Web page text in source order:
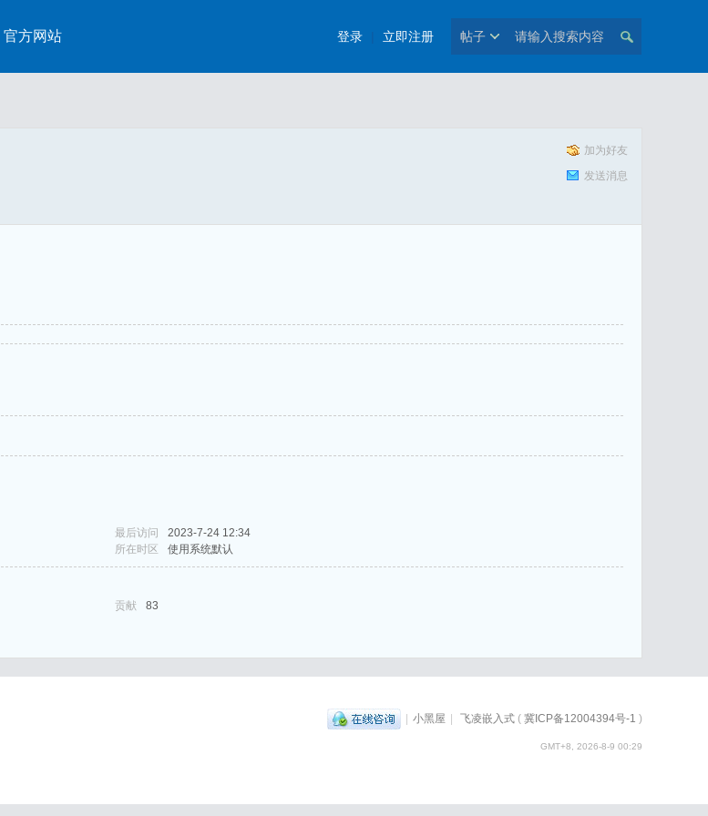
帖子
登录 立即注册
官方网站
加为好友
发送消息
最后访问
2023-7-24 12:34
所在时区 使用系统默认
贡献
83
| 小黑屋 | 飞凌嵌入式 ( 冀ICP备12004394号-1 )
GMT+8, 2026-8-9 00:29